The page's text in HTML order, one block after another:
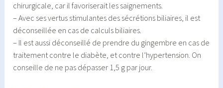
chirurgicale, car il favoriserait les saignements.
– Avec ses vertus stimulantes des sécrétions biliaires, il est
déconseillée en cas de calculs biliaires.
– Il est aussi déconseillé de prendre du gingembre en cas de
traitement contre le diabète, et contre l’hypertension. On
conseille de ne pas dépasser 1,5 g par jour.